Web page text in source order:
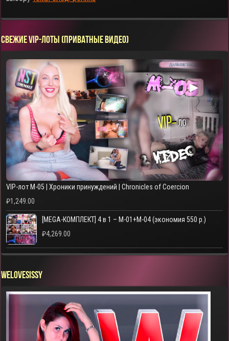
СВЕЖИЕ VIP-ЛОТЫ (ПРИВАТНЫЕ ВИДЕО)
▶
VIP-лот M-05 | Хроники принуждений | Chronicles of Coercion
₽1,249.00
[MEGA-КОМПЛЕКТ] 4 в 1 – M-01+M-04 (экономия 550 р.)
₽4,269.00
WELOVESISSY